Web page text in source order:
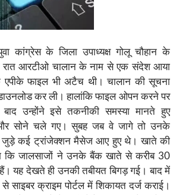
कांग्रेस के जिला उपाध्यक्ष गोलू चौहान के
रात आरटीओ चालान के नाम से एक संदेश आया
फाइल भी अटैच थी। चालान की सूचना
कर ली। हालांकि फाइल ओपन करने पर
उन्होंने इसे तकनीकी समस्या मानते हुए
सोने चले गए। सुबह जब वे जागे तो उनके
जुड़े कई ट्रांजेक्शन मैसेज आए हुए थे। खाते की
कि जालसाजों ने उनके बैंक खाते से करीब 30
यह देखते ही उनकी तबीयत बिगड़ गई। बाद में
साइबर क्राइम पोर्टल में शिकायत दर्ज कराई।